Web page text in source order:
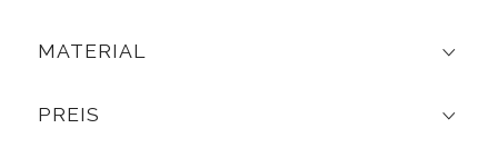
MATERIAL
PREIS